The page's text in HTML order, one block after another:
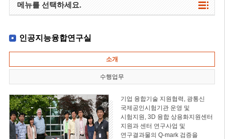
메뉴를 선택하세요.
인공지능융합연구실
소개
수행업무
기업 융합기술 지원협력, 광통신
국제공인시험기관 운영 및
시험지원, 3D 융합 상용화지원센터
지원과 센터 연구사업 및
연구결과물의 Q-mark 검증을